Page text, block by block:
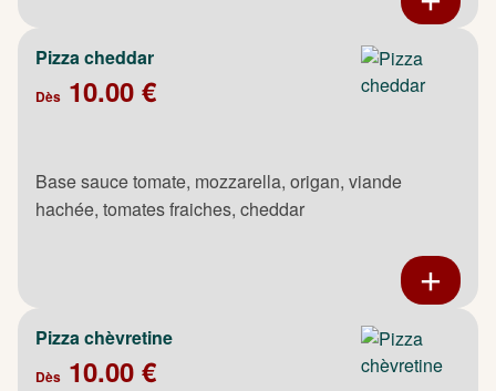
Pizza cheddar
Dès 10.00 €
Base sauce tomate, mozzarella, origan, viande
hachée, tomates fraiches, cheddar
Pizza chèvretine
Dès 10.00 €